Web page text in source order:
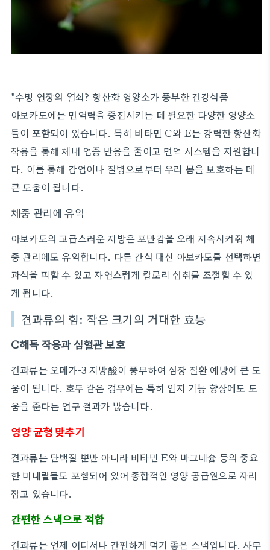
"수명 연장의 열쇠? 항산화 영양소가 풍부한 건강식품
아보카도에는 면역력을 증진시키는 데 필요한 다양한 영양소
들이 포함되어 있습니다. 특히 비타민 C와 E는 강력한 항산화
작용을 통해 체내 염증 반응을 줄이고 면역 시스템을 지원합니
다. 이를 통해 감염이나 질병으로부터 우리 몸을 보호하는 데
큰 도움이 됩니다.
체중 관리에 유익
아보카도의 고급스러운 지방은 포만감을 오래 지속시켜줘 체
중 관리에도 유익합니다. 다른 간식 대신 아보카도를 선택하면
과식을 피할 수 있고 자연스럽게 칼로리 섭취를 조절할 수 있
게 됩니다.
견과류의 힘: 작은 크기의 거대한 효능
C해독 작용과 심혈관 보호
견과류는 오메가-3 지방酸이 풍부하여 심장 질환 예방에 큰 도
움이 됩니다. 호두 같은 경우에는 특히 인지 기능 향상에도 도
움을 준다는 연구 결과가 많습니다.
영양 균형 맞추기
견과류는 단백질 뿐만 아니라 비타민 E와 마그네슘 등의 중요
한 미네랄들도 포함되어 있어 종합적인 영양 공급원으로 자리
잡고 있습니다.
간편한 스낵으로 적합
견과류는 언제 어디서나 간편하게 먹기 좋은 스낵입니다. 사무